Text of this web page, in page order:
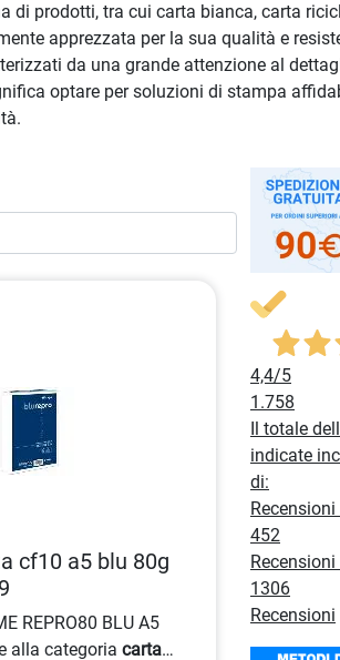
di prodotti, tra cui carta bianca, carta
apprezzata per la sua qualità e
da una grande attenzione al
optare per soluzioni di stampa
cf10 a5 blu 80g
REPRO80 BLU A5
alla categoriacarta
4,4/5
1.758
Il totale
indicate
di:
452
Recensioni
1306
Recensioni